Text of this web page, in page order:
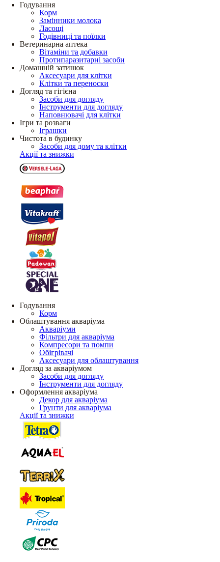
Годування
Корм
Замінники молока
Ласощі
Годівниці та поїлки
Ветеринарна аптека
Вітаміни та добавки
Протипаразитарні засоби
Домашній затишок
Аксесуари для клітки
Клітки та переноски
Догляд та гігієна
Засоби для догляду
Інструменти для догляду
Наповнювачі для клітки
Ігри та розваги
Іграшки
Чистота в будинку
Засоби для дому та клітки
Акції та знижки
Годування
Корм
Облаштування акваріума
Акваріуми
Фільтри для акваріума
Компресори та помпи
Обігрівачі
Аксесуари для облаштування
Догляд за акваріумом
Засоби для догляду
Інструменти для догляду
Оформлення акваріума
Декор для акваріума
Грунти для акваріума
Акції та знижки